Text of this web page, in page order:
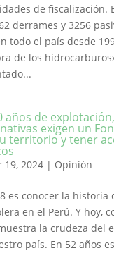
de fiscalización.
derrames y 3256
todo el país desde
de los
años de
exigen un
territorio y tener
19, 2024| Opinión
es conocer la historia
en el Perú. Y hoy,
la crudeza del
país. En 52 años